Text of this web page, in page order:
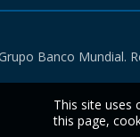
Banco Mundial.
This site uses
this page,